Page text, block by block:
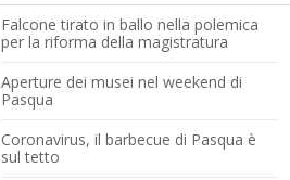
Falcone tirato in ballo nella polemica
per la riforma della magistratura
Aperture dei musei nel weekend di
Pasqua
Coronavirus, il barbecue di Pasqua è
sul tetto